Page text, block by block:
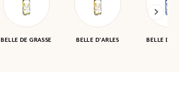
BELLE DE GRASSE BELLE D'ARLES BELLE DE